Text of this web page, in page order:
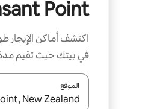
Point
اكتشف أماكن الإيجار
في بيتك حيث تقيم
الموقع
عند توفر النتائج،